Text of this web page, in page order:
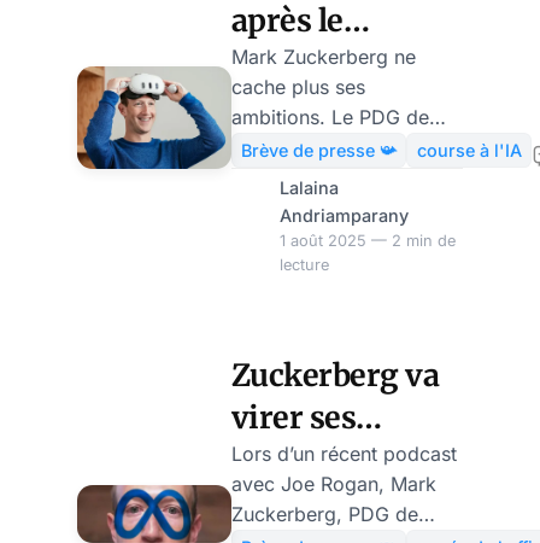
après le
métavers,
Zuckerberg
lance une
«superintelligence
personnelle»
Mark Zuckerberg ne
cache plus ses
ambitions. Le PDG de
Meta veut proposer une
« superintelligence
personnelle" pour tout le
monde, à savoir une
intelligence artificielle
à l’échelle mondiale.
Pour cela, il mise gros.
Le dernier trimestre, le
géant américain a misé
17 milliards de dollars
dans l’infrastructure d’IA,
Brève de presse 📯
course à l'IA
Lalaina
Andriamparany
1 août 2025 — 2 min de
lecture
Zuckerberg va
virer ses
employés « les
moins
Lors d’un récent podcast
avec Joe Rogan, Mark
Zuckerberg, PDG de